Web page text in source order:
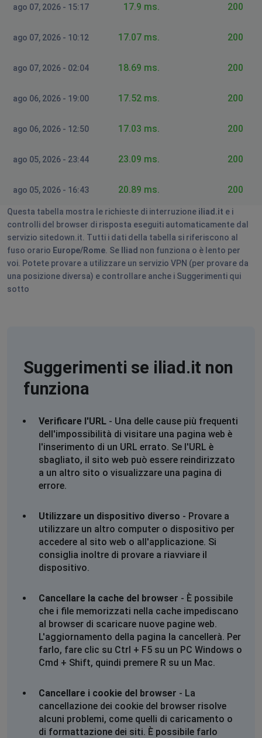
ago 07, 2026 - 15:17 17.9 ms. 200
ago 07, 2026 - 10:12 17.07 ms. 200
ago 07, 2026 - 02:04 18.69 ms. 200
ago 06, 2026 - 19:00 17.52 ms. 200
ago 06, 2026 - 12:50 17.03 ms. 200
ago 05, 2026 - 23:44 23.09 ms. 200
ago 05, 2026 - 16:43 20.89 ms. 200
Questa tabella mostra le richieste di interruzione iliad.it e i
controlli del browser di risposta eseguiti automaticamente dal
servizio sitedown.it. Tutti i dati della tabella si riferiscono al
fuso orario Europe/Rome . Se Iliad non funziona o è lento per
voi. Potete provare a utilizzare un servizio VPN (per provare da
una posizione diversa) e controllare anche i Suggerimenti qui
sotto
Suggerimenti se iliad.it non
funziona
Verificare l'URL - Una delle cause più frequenti
dell'impossibilità di visitare una pagina web è
l'inserimento di un URL errato. Se l'URL è
sbagliato, il sito web può essere reindirizzato
a un altro sito o visualizzare una pagina di
errore.
Utilizzare un dispositivo diverso - Provare a
utilizzare un altro computer o dispositivo per
accedere al sito web o all'applicazione. Si
consiglia inoltre di provare a riavviare il
dispositivo.
Cancellare la cache del browser - È possibile
che i file memorizzati nella cache impediscano
al browser di scaricare nuove pagine web.
L'aggiornamento della pagina la cancellerà. Per
farlo, fare clic su Ctrl + F5 su un PC Windows o
Cmd + Shift, quindi premere R su un Mac.
Cancellare i cookie del browser - La
cancellazione dei cookie del browser risolve
alcuni problemi, come quelli di caricamento o
di formattazione dei siti. È possibile farlo